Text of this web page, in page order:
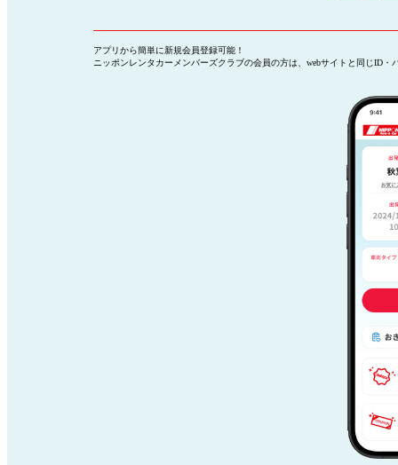
アプリから簡単に新規会員登録可能！
ニッポンレンタカーメンバーズクラブの会員の方は、webサイトと同じID・